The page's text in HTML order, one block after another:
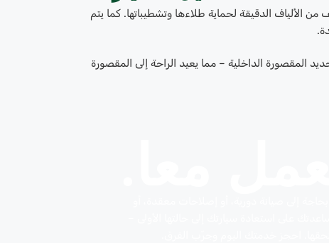
الدقيقة لحماية طلاءها وتشطيباتها. كما يتم
المقصورة الداخلية – مما يعيد الراحة إلى المقصورة